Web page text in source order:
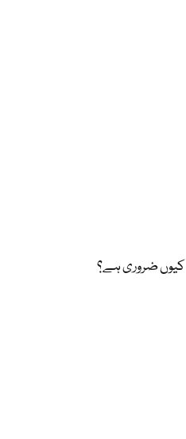
کیوں ضروری ہے؟